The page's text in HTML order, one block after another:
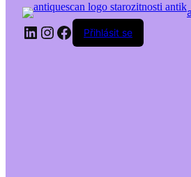
Hašková
Dívka
LinkedIn
Instagram
Facebook
Přihlásit se